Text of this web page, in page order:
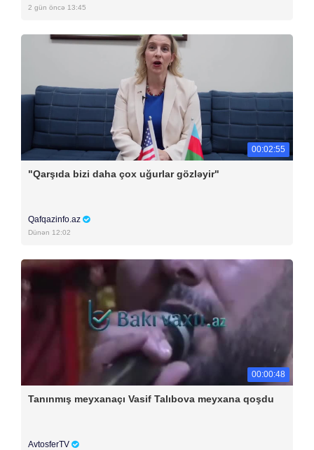
2 gün öncə 13:45
00:02:55
"Qarşıda bizi daha çox uğurlar gözləyir"
Qafqazinfo.az
Dünən 12:02
00:00:48
Tanınmış meyxanaçı Vasif Talıbova meyxana qoşdu
AvtosferTV